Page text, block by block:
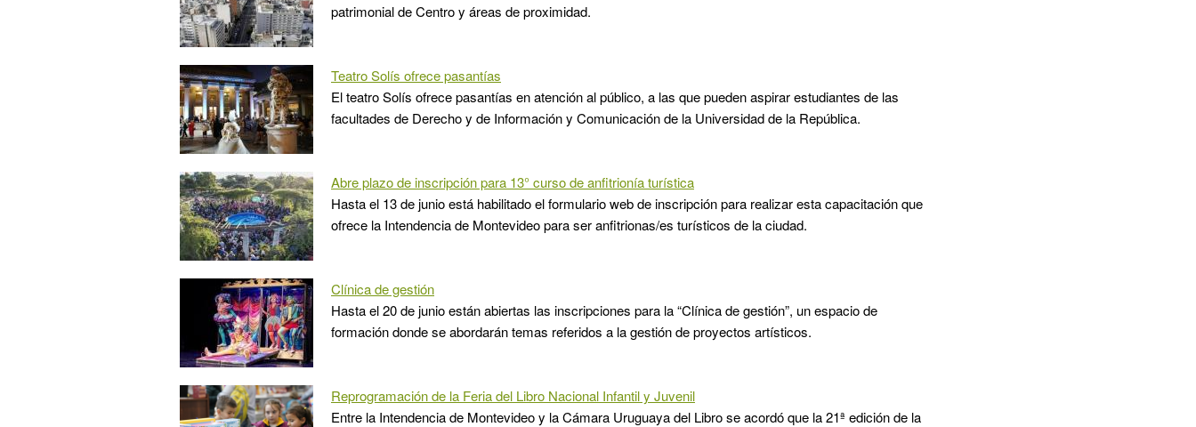
patrimonial de Centro y áreas de proximidad.
Teatro Solís ofrece pasantías
El teatro Solís ofrece pasantías en atención al público, a las que pueden aspirar estudiantes de las
facultades de Derecho y de Información y Comunicación de la Universidad de la República.
Abre plazo de inscripción para 13° curso de anfitrionía turística
Hasta el 13 de junio está habilitado el formulario web de inscripción para realizar esta capacitación que
ofrece la Intendencia de Montevideo para ser anfitrionas/es turísticos de la ciudad.
Clínica de gestión
Hasta el 20 de junio están abiertas las inscripciones para la “Clínica de gestión”, un espacio de
formación donde se abordarán temas referidos a la gestión de proyectos artísticos.
Reprogramación de la Feria del Libro Nacional Infantil y Juvenil
Entre la Intendencia de Montevideo y la Cámara Uruguaya del Libro se acordó que la 21ª edición de la